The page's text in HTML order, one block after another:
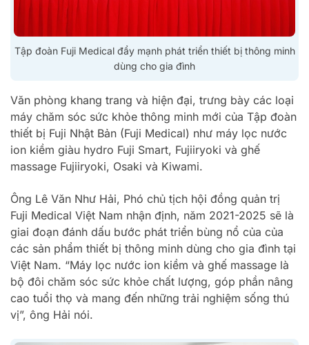
Tập đoàn Fuji Medical đẩy mạnh phát triển thiết bị thông minh
dùng cho gia đình
Văn phòng khang trang và hiện đại, trưng bày các loại
máy chăm sóc sức khỏe thông minh mới của Tập đoàn
thiết bị Fuji Nhật Bản (Fuji Medical) như máy lọc nước
ion kiềm giàu hydro Fuji Smart, Fujiiryoki và ghế
massage Fujiiryoki, Osaki và Kiwami.
Ông Lê Văn Như Hải, Phó chủ tịch hội đồng quản trị
Fuji Medical Việt Nam nhận định, năm 2021-2025 sẽ là
giai đoạn đánh dấu bước phát triển bùng nổ của của
các sản phẩm thiết bị thông minh dùng cho gia đình tại
Việt Nam. “Máy lọc nước ion kiềm và ghế massage là
bộ đôi chăm sóc sức khỏe chất lượng, góp phần nâng
cao tuổi thọ và mang đến những trải nghiệm sống thú
vị”, ông Hải nói.